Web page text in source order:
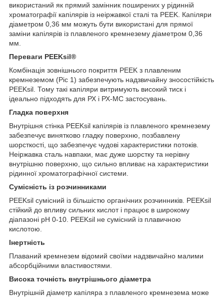
використаний як прямий замінник поширених у рідинній
хроматографії капілярів із неіржавкої сталі та PEEK. Капіляри
діаметром 0,36 мм можуть бути використані для прямої
заміни капілярів із плавленого кремнезему діаметром 0,36
мм.
Переваги PEEKsil®
Комбінація зовнішнього покриття PEEK з плавленим
кремнеземом (Ріс 1) забезпечують надзвичайну зносостійкість
PEEKsil. Тому такі капіляри витримують високий тиск і
ідеально підходять для РХ і РХ-МС застосувань.
Гладка поверхня
Внутрішня стінка PEEKsil капілярів із плавленого кремнезему
забезпечує винятково гладку поверхню, позбавлену
шорсткості, що забезпечує чудові характеристики потоків.
Неіржавка сталь навпаки, має дуже шорстку та нерівну
внутрішню поверхню, що сильно впливає на характеристики
рідинної хроматографічної системи.
Сумісність із розчинниками
PEEKsil сумісний із більшістю органічних розчинників. PEEKsil
стійкий до впливу сильних кислот і працює в широкому
діапазоні pH 0-10. PEEKsil не сумісний із плавичною
кислотою.
Інертність
Плаваний кремнезем відомий своїми надзвичайно малими
абсорбційними властивостями.
Висока точність внутрішнього діаметра
Внутрішній діаметр капіляра з плавленого кремнезема може